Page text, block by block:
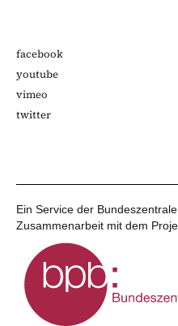
facebook
youtube
vimeo
twitter
Ein Service der
Zusammenarbeit mit dem